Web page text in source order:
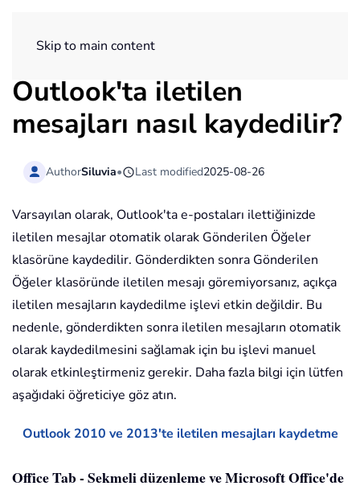
Skip to main content
Outlook'ta iletilen
mesajları nasıl kaydedilir?
AuthorSiluvia• Last modified2025-08-26
Varsayılan olarak, Outlook'ta e-postaları ilettiğinizde
iletilen mesajlar otomatik olarak Gönderilen Öğeler
klasörüne kaydedilir. Gönderdikten sonra Gönderilen
Öğeler klasöründe iletilen mesajı göremiyorsanız, açıkça
iletilen mesajların kaydedilme işlevi etkin değildir. Bu
nedenle, gönderdikten sonra iletilen mesajların otomatik
olarak kaydedilmesini sağlamak için bu işlevi manuel
olarak etkinleştirmeniz gerekir. Daha fazla bilgi için lütfen
aşağıdaki öğreticiye göz atın.
Outlook 2010 ve 2013'te iletilen mesajları kaydetme
Office Tab - Sekmeli düzenleme ve Microsoft Office'de